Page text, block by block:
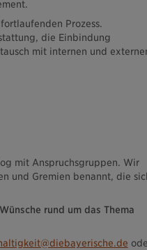
Prozess.
die Einbindung
mit internen und
mit Anspruchsgruppen. Wir
und Gremien benannt, die
rund um das Thema